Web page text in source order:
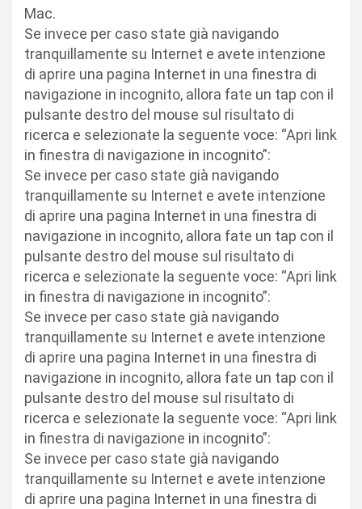
Mac.
Se invece per caso state già navigando
tranquillamente su Internet e avete intenzione
di aprire una pagina Internet in una finestra di
navigazione in incognito, allora fate un tap con il
pulsante destro del mouse sul risultato di
ricerca e selezionate la seguente voce: “Apri link
in finestra di navigazione in incognito”:
Se invece per caso state già navigando
tranquillamente su Internet e avete intenzione
di aprire una pagina Internet in una finestra di
navigazione in incognito, allora fate un tap con il
pulsante destro del mouse sul risultato di
ricerca e selezionate la seguente voce: “Apri link
in finestra di navigazione in incognito”:
Se invece per caso state già navigando
tranquillamente su Internet e avete intenzione
di aprire una pagina Internet in una finestra di
navigazione in incognito, allora fate un tap con il
pulsante destro del mouse sul risultato di
ricerca e selezionate la seguente voce: “Apri link
in finestra di navigazione in incognito”:
Se invece per caso state già navigando
tranquillamente su Internet e avete intenzione
di aprire una pagina Internet in una finestra di